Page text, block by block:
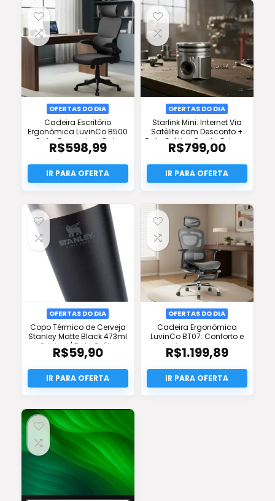
OFERTAS DO DIA
Cadeira Escritório
Ergonômica LuvinCo B500
Preto: Desconto + Frete
Grátis + Conforto Full
R$598,99
OFERTAS DO DIA
Starlink Mini: Internet Via
Satélite com Desconto +
Frete Grátis e Pronta Entrega
R$799,00
OFERTAS DO DIA
Copo Térmico de Cerveja
Stanley Matte Black 473ml
Original | Frete Grátis
R$59,90
OFERTAS DO DIA
Cadeira Ergonômica
LuvinCo BT07: Conforto e
Apoio Lombar para
Produtividade Full
R$1.199,89